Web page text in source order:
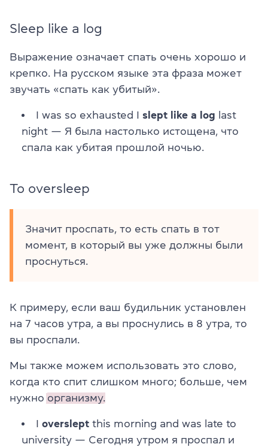
Sleep like a log
Выражение означает спать очень хорошо и
крепко. На русском языке эта фраза может
звучать «спать как убитый».
I was so exhausted I slept like a log last
night — Я была настолько истощена, что
спала как убитая прошлой ночью.
To oversleep
Значит проспать, то есть спать в тот
момент, в который вы уже должны были
проснуться.
К примеру, если ваш будильник установлен
на 7 часов утра, а вы проснулись в 8 утра, то
вы проспали.
Мы также можем использовать это слово,
когда кто спит слишком много; больше, чем
нужно организму.
I overslept this morning and was late to
university — Сегодня утром я проспал и